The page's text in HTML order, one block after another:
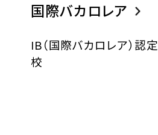
国際バカロレア
IB（国際バカロレア）認定
校